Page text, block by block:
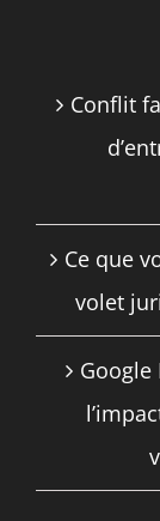
Conflit
Ce que
volet